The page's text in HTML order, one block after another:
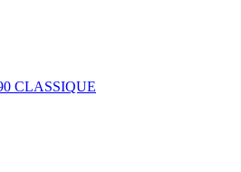
CLASSIQUE